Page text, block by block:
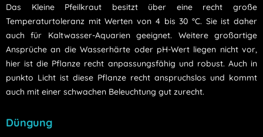
Das Kleine Pfeilkraut besitzt über eine recht große
Temperaturtoleranz mit Werten von 4 bis 30 °C. Sie ist daher
auch für Kaltwasser-Aquarien geeignet. Weitere großartige
Ansprüche an die Wasserhärte oder pH-Wert liegen nicht vor,
hier ist die Pflanze recht anpassungsfähig und robust. Auch in
punkto Licht ist diese Pflanze recht anspruchslos und kommt
auch mit einer schwachen Beleuchtung gut zurecht.
Düngung